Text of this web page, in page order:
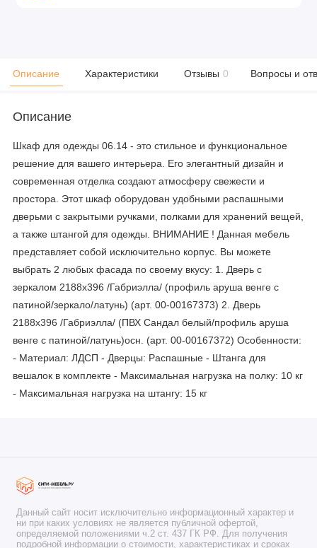
Описание Характеристики Отзывы 0 Вопросы и
Описание
Шкаф для одежды 06.14 - это стильное и функциональное
решение для вашего интерьера. Его элегантный дизайн и
современная отделка создают атмосферу свежести и
простора. Этот шкаф оборудован удобными распашными
дверьми с закрытыми ручками, полками для хранений вещей,
а также штангой для одежды. ВНИМАНИЕ ! Данная мебель
представляет собой исключительно корпус. Вы можете
выбрать 2 любых фасада по своему вкусу: 1. Дверь с
зеркалом 2188х396 /Габриэлла/ (профиль аруша венге с
патиной/зеркало/латунь) (арт. 00-00167373) 2. Дверь
2188х396 /Габриэлла/ (ПВХ Сандал белый/профиль аруша
венге с патиной/латунь)осн. (арт. 00-00167372) Особенности:
- Материал: ЛДСП - Дверцы: Распашные - Штанга для
вешалок в комплекте - Максимальная нагрузка на полку: 10 кг
- Максимальная нагрузка на штангу: 15 кг
Данный сайт носит исключительно информационный характер и
ни при каких условиях не является публичной офертой,
определяемой положениями ч.2 ст. 437 ГК РФ. Для получения
подробной информации о стоимости, характеристиках и сроках